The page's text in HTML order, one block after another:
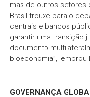
mas de outros setores
Brasil trouxe para o
centrais e bancos
garantir uma transição
documento
bioeconomia”, lembrou
GOVERNANÇA